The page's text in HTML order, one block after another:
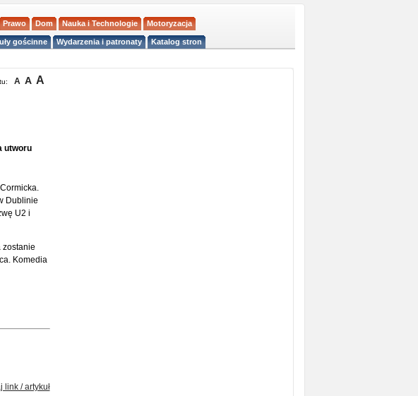
Prawo Dom Nauka i Technologie Motoryzacja
gościnne Wydarzenia i patronaty Katalog stron
A A A
utworu
Dublinie
U2 i
zostanie
Komedia
link / artykuł